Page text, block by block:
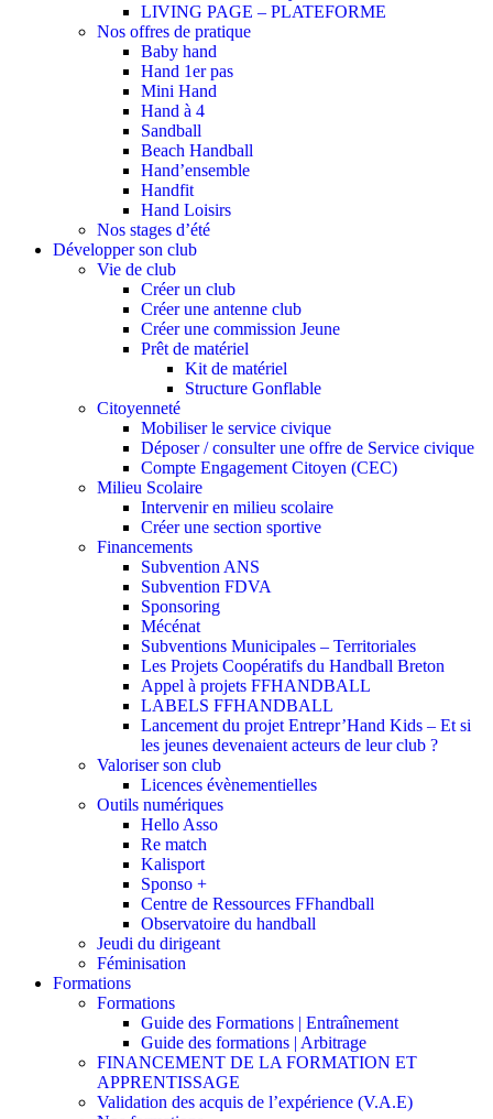
LIVING PAGE – PLATEFORME
Nos offres de pratique
Baby hand
Hand 1er pas
Mini Hand
Hand à 4
Sandball
Beach Handball
Hand’ensemble
Handfit
Hand Loisirs
Nos stages d’été
Développer son club
Vie de club
Créer un club
Créer une antenne club
Créer une commission Jeune
Prêt de matériel
Kit de matériel
Structure Gonflable
Citoyenneté
Mobiliser le service civique
Déposer / consulter une offre de Service civique
Compte Engagement Citoyen (CEC)
Milieu Scolaire
Intervenir en milieu scolaire
Créer une section sportive
Financements
Subvention ANS
Subvention FDVA
Sponsoring
Mécénat
Subventions Municipales – Territoriales
Les Projets Coopératifs du Handball Breton
Appel à projets FFHANDBALL
LABELS FFHANDBALL
Lancement du projet Entrepr’Hand Kids – Et si
les jeunes devenaient acteurs de leur club ?
Valoriser son club
Licences évènementielles
Outils numériques
Hello Asso
Re match
Kalisport
Sponso +
Centre de Ressources FFhandball
Observatoire du handball
Jeudi du dirigeant
Féminisation
Formations
Formations
Guide des Formations | Entraînement
Guide des formations | Arbitrage
FINANCEMENT DE LA FORMATION ET
APPRENTISSAGE
Validation des acquis de l’expérience (V.A.E)